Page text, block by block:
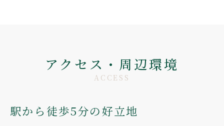
アクセス・周辺環境
ACCESS
駅から徒歩5分の好立地